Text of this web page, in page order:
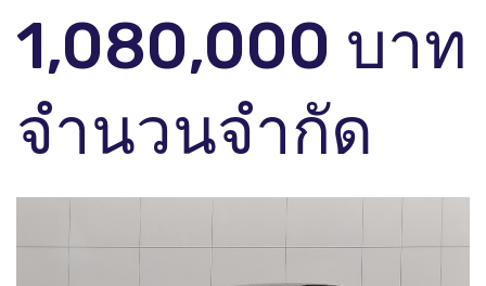
1,080,000 บาท
จำนวนจำกัด